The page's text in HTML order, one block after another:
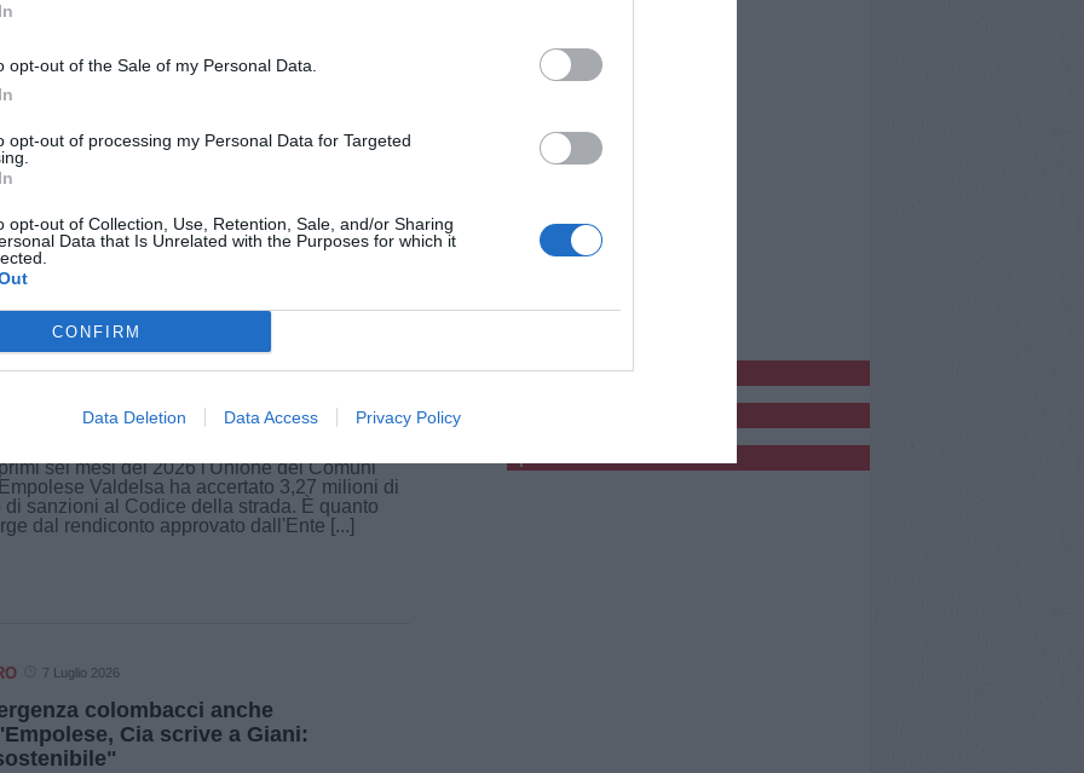
opt-out of the Sale of my Personal Data.
opt-out of processing my Personal Data for Targeted
opt-out of Collection, Use, Retention, Sale, and/or Sharing
Data that Is Unrelated with the Purposes for which it
CONFIRM
Data Deletion Data Access Privacy Policy
E LAVORO
"Investimento a favore delle
dei sistemi anticaduta per lavori in quota
confinati con sedi in Italia [...]
22 Luglio 2026
Valdelsa oltre 3,2 milioni di
sei mesi del 2026 l'Unione dei Comuni
Valdelsa ha accertato 3,27 milioni di
di sanzioni al Codice della strada. È quanto
dal rendiconto approvato dall'Ente [...]
7 Luglio 2026
colombacci anche
Cia scrive a Giani:
pubblicitàCl